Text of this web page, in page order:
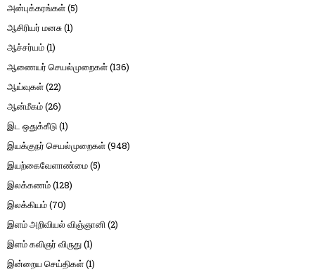
அன்புக்கரங்கள்(5)
ஆசிரியர் மனசு(1)
ஆச்சர்யம்(1)
ஆணையர் செயல்முறைகள்(136)
ஆய்வுகள்(22)
ஆன்மீகம்(26)
இட ஒதுக்கீடு(1)
இயக்குநர் செயல்முறைகள்(948)
இயற்கைவேளாண்மை(5)
இலக்கணம்(128)
இலக்கியம்(70)
இளம் அறிவியல் விஞ்ஞானி(2)
இளம் கவிஞர் விருது(1)
இன்றைய செய்திகள்(1)